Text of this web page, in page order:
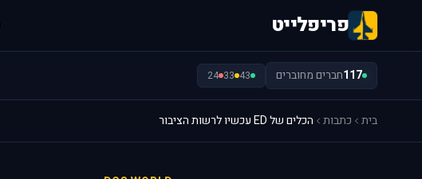
פריפלייט
117חברים מחוברים 43
33
24
בית כתבות הכלים של ED עכשיו לרשות הציבור